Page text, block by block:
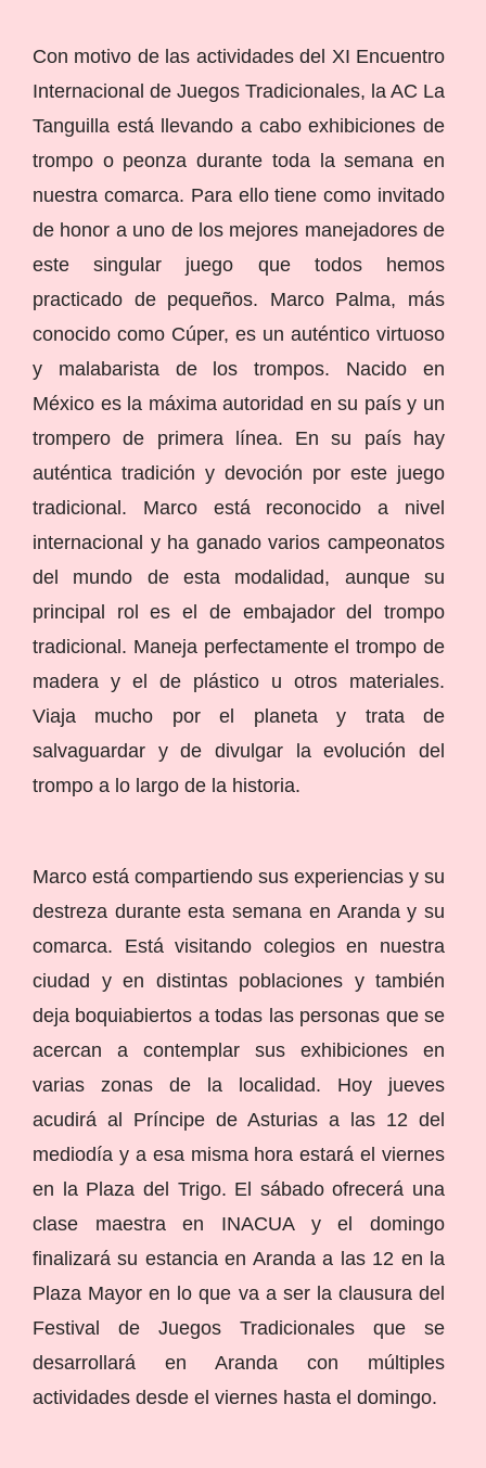
Con motivo de las actividades del XI Encuentro
Internacional de Juegos Tradicionales, la AC La
Tanguilla está llevando a cabo exhibiciones de
trompo o peonza durante toda la semana en
nuestra comarca. Para ello tiene como invitado
de honor a uno de los mejores manejadores de
este singular juego que todos hemos
practicado de pequeños. Marco Palma, más
conocido como Cúper, es un auténtico virtuoso
y malabarista de los trompos. Nacido en
México es la máxima autoridad en su país y un
trompero de primera línea. En su país hay
auténtica tradición y devoción por este juego
tradicional. Marco está reconocido a nivel
internacional y ha ganado varios campeonatos
del mundo de esta modalidad, aunque su
principal rol es el de embajador del trompo
tradicional. Maneja perfectamente el trompo de
madera y el de plástico u otros materiales.
Viaja mucho por el planeta y trata de
salvaguardar y de divulgar la evolución del
trompo a lo largo de la historia.
Marco está compartiendo sus experiencias y su
destreza durante esta semana en Aranda y su
comarca. Está visitando colegios en nuestra
ciudad y en distintas poblaciones y también
deja boquiabiertos a todas las personas que se
acercan a contemplar sus exhibiciones en
varias zonas de la localidad. Hoy jueves
acudirá al Príncipe de Asturias a las 12 del
mediodía y a esa misma hora estará el viernes
en la Plaza del Trigo. El sábado ofrecerá una
clase maestra en INACUA y el domingo
finalizará su estancia en Aranda a las 12 en la
Plaza Mayor en lo que va a ser la clausura del
Festival de Juegos Tradicionales que se
desarrollará en Aranda con múltiples
actividades desde el viernes hasta el domingo.